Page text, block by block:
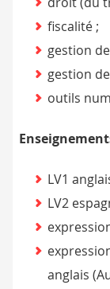
fiscalité ;
gestion
gestion
outils
LV1
LV2
anglais